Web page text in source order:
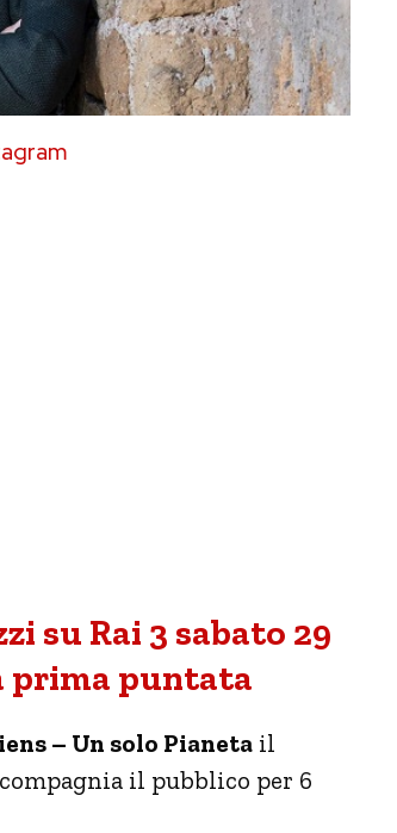
su Rai 3 sabato 29
prima puntata
– Un solo Pianeta il
il pubblico per 6